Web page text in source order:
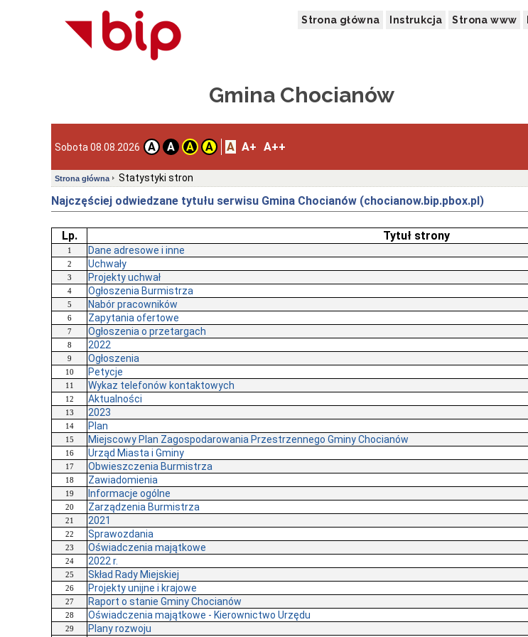
Strona główna Instrukcja Strona www
Gmina Chocianów
Sobota 08.08.2026 A A A A A A+ A++
Strona główna Statystyki stron
Najczęściej odwiedzane tytułu serwisu Gmina Chocianów (chocianow.bip.pbox.pl)
Lp. Tytuł strony
1 Dane adresowe i inne
2
Uchwały
3
Projekty uchwał
4
Ogłoszenia Burmistrza
5
Nabór pracowników
6
Zapytania ofertowe
7
Ogłoszenia o przetargach
8
2022
9
Ogłoszenia
10
Petycje
11
Wykaz telefonów kontaktowych
12
Aktualności
13
2023
14
Plan
15
Miejscowy Plan Zagospodarowania Przestrzennego Gminy Chocianów
16
Urząd Miasta i Gminy
17
Obwieszczenia Burmistrza
18
Zawiadomienia
19
Informacje ogólne
20
Zarządzenia Burmistrza
21
2021
22
Sprawozdania
23
Oświadczenia majątkowe
24
2022 r.
25
Skład Rady Miejskiej
26
Projekty unijne i krajowe
27
Raport o stanie Gminy Chocianów
28
Oświadczenia majątkowe - Kierownictwo Urzędu
29
Plany rozwoju